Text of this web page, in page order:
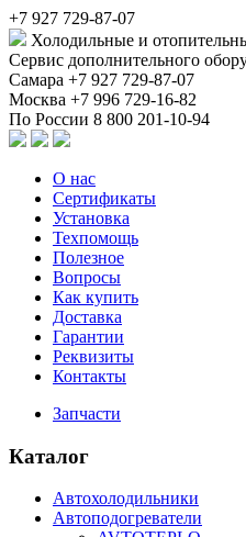
+7 927 729-87-07
Холодильные и
Сервис дополнительного
Самара +7 927 729-87-07
Москва +7 996 729-16-82
По России 8 800 201-10-94
О нас
Сертификаты
Установка
Техпомощь
Полезное
Вопросы
Как купить
Доставка
Гарантии
Реквизиты
Контакты
Запчасти
Каталог
Автохолодильники
Автоподогреватели